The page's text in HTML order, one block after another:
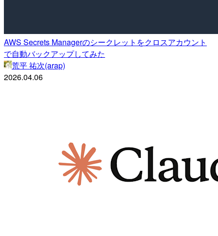
AWS Secrets Managerのシークレットをクロスアカウント
で自動バックアップしてみた
荒平 祐次(arap)
2026.04.06